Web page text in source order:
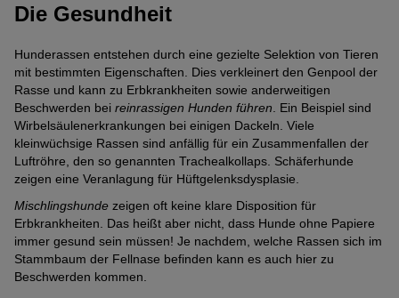
Die Gesundheit
Hunderassen entstehen durch eine gezielte Selektion von Tieren
mit bestimmten Eigenschaften. Dies verkleinert den Genpool der
Rasse und kann zu Erbkrankheiten sowie anderweitigen
Beschwerden bei reinrassigen Hunden führen . Ein Beispiel sind
Wirbelsäulenerkrankungen bei einigen Dackeln. Viele
kleinwüchsige Rassen sind anfällig für ein Zusammenfallen der
Luftröhre, den so genannten Trachealkollaps. Schäferhunde
zeigen eine Veranlagung für Hüftgelenksdysplasie.
Mischlingshunde zeigen oft keine klare Disposition für
Erbkrankheiten. Das heißt aber nicht, dass Hunde ohne Papiere
immer gesund sein müssen! Je nachdem, welche Rassen sich im
Stammbaum der Fellnase befinden kann es auch hier zu
Beschwerden kommen.